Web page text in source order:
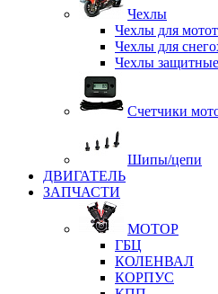
Чехлы
Чехлы для
Чехлы для
Чехлы защитные
Счетчики
Шипы/цепи
ДВИГАТЕЛЬ
ЗАПЧАСТИ
МОТОР
ГБЦ
КОЛЕНВАЛ
КОРПУС